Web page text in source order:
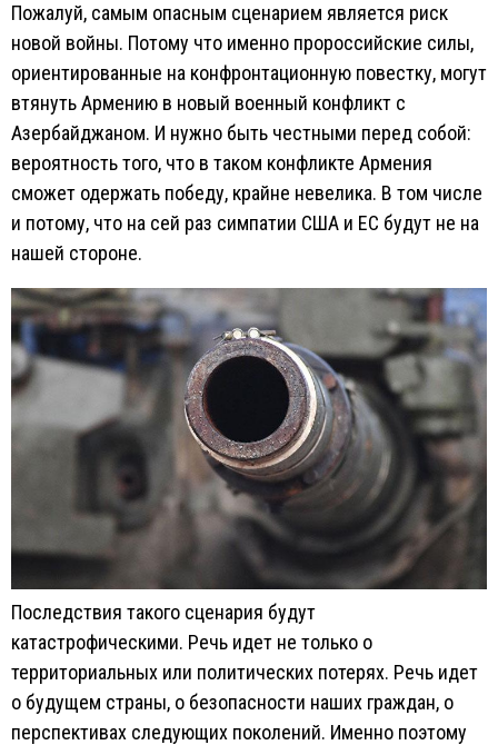
Пожалуй, самым опасным сценарием является риск
новой войны. Потому что именно пророссийские силы,
ориентированные на конфронтационную повестку, могут
втянуть Армению в новый военный конфликт с
Азербайджаном. И нужно быть честными перед собой:
вероятность того, что в таком конфликте Армения
сможет одержать победу, крайне невелика. В том числе
и потому, что на сей раз симпатии США и ЕС будут не на
нашей стороне.
Последствия такого сценария будут
катастрофическими. Речь идет не только о
территориальных или политических потерях. Речь идет
о будущем страны, о безопасности наших граждан, о
перспективах следующих поколений. Именно поэтому